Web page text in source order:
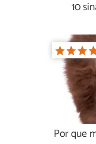
10
Por que